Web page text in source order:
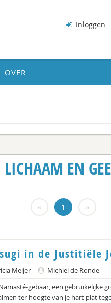
Inloggen
OVER
LICHAAM EN
« 1 »
in de Justitiële
Meijer
Michiel de Ronde
gebaar, een gebruikelijke
ter hoogte van je hart plat